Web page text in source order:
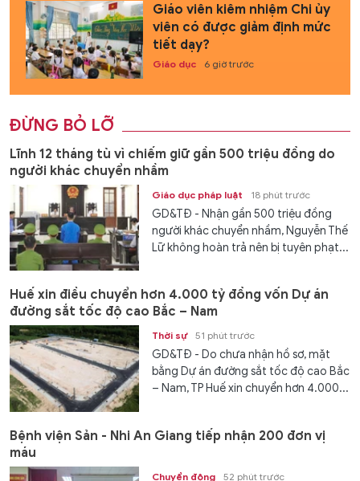
Giáo viên kiêm nhiệm Chi ủy
viên có được giảm định mức
tiết dạy?
Giáo dục 6 giờ trước
ĐỪNG BỎ LỠ
Lĩnh 12 tháng tù vì chiếm giữ gần 500 triệu đồng do
người khác chuyển nhầm
Giáo dục pháp luật 18 phút trước
GD&TĐ - Nhận gần 500 triệu đồng
người khác chuyển nhầm, Nguyễn Thế
Lữ không hoàn trả nên bị tuyên phạt...
Huế xin điều chuyển hơn 4.000 tỷ đồng vốn Dự án
đường sắt tốc độ cao Bắc – Nam
Thời sự 51 phút trước
GD&TĐ - Do chưa nhận hồ sơ, mặt
bằng Dự án đường sắt tốc độ cao Bắc
– Nam, TP Huế xin chuyển hơn 4.000...
Bệnh viện Sản - Nhi An Giang tiếp nhận 200 đơn vị
máu
Chuyển động 52 phút trước